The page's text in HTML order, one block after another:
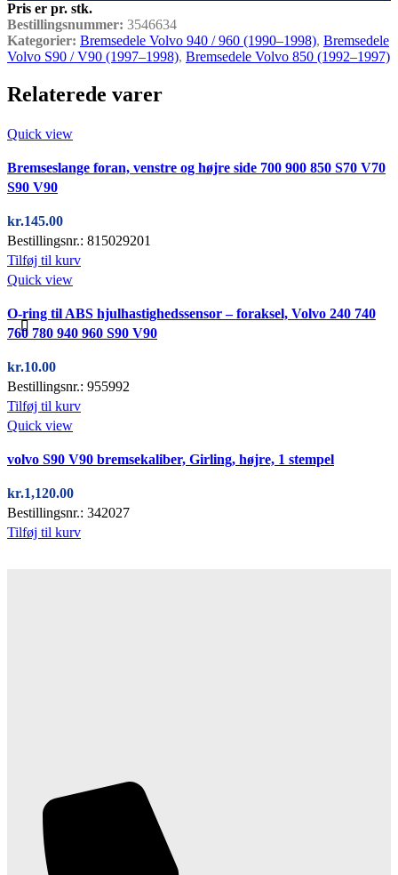
Pris er pr. stk.
Bestillingsnummer: 3546634
Kategorier: Bremsedele Volvo 940 / 960 (1990–1998), Bremsedele
Volvo S90 / V90 (1997–1998), Bremsedele Volvo 850 (1992–1997)
Relaterede varer
Quick view
Bremseslange foran, venstre og højre side 700 900 850 S70 V70
S90 V90
kr.145.00
Bestillingsnr.: 815029201
Tilføj til kurv
Quick view
O-ring til ABS hjulhastighedssensor – foraksel, Volvo 240 740
760 780 940 960 S90 V90
kr.10.00
Bestillingsnr.: 955992
Tilføj til kurv
Quick view
volvo S90 V90 bremsekaliber, Girling, højre, 1 stempel
kr.1,120.00
Bestillingsnr.: 342027
Tilføj til kurv